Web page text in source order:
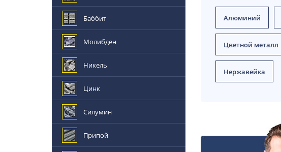
Алюминий
Цветной металл
Нержавейка
Баббит
Молибден
Никель
Цинк
Силумин
Припой